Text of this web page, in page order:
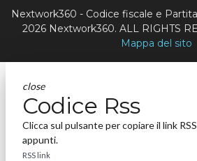
Nextwork360 - Codice fiscale e
2026 Nextwork360. ALL RIGHTS
Mappa del sito
close
Codice Rss
Clicca sul pulsante per copiare il link
appunti.
RSS link